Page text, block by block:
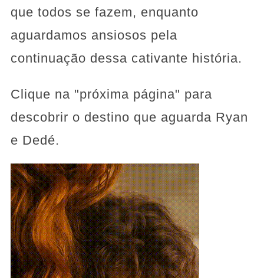
que todos se fazem, enquanto
aguardamos ansiosos pela
continuação dessa cativante história.
Clique na "próxima página" para
descobrir o destino que aguarda Ryan
e Dedé.